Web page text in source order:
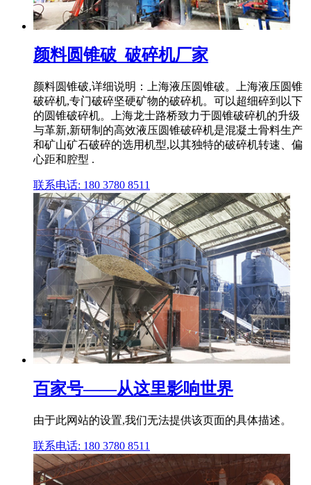
颜料圆锥破_破碎机厂家
颜料圆锥破,详细说明：上海液压圆锥破。上海液压圆锥
破碎机,专门破碎坚硬矿物的破碎机。可以超细碎到以下
的圆锥破碎机。上海龙士路桥致力于圆锥破碎机的升级
与革新,新研制的高效液压圆锥破碎机是混凝土骨料生产
和矿山矿石破碎的选用机型,以其独特的破碎机转速、偏
心距和腔型 .
联系电话: 180 3780 8511
百家号——从这里影响世界
由于此网站的设置,我们无法提供该页面的具体描述。
联系电话: 180 3780 8511